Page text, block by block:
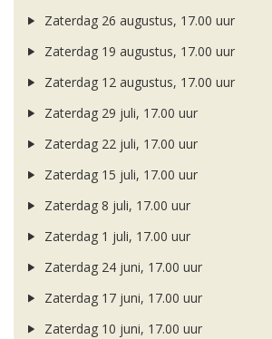
Zaterdag 26 augustus, 17.00 uur
Zaterdag 19 augustus, 17.00 uur
Zaterdag 12 augustus, 17.00 uur
Zaterdag 29 juli, 17.00 uur
Zaterdag 22 juli, 17.00 uur
Zaterdag 15 juli, 17.00 uur
Zaterdag 8 juli, 17.00 uur
Zaterdag 1 juli, 17.00 uur
Zaterdag 24 juni, 17.00 uur
Zaterdag 17 juni, 17.00 uur
Zaterdag 10 juni, 17.00 uur